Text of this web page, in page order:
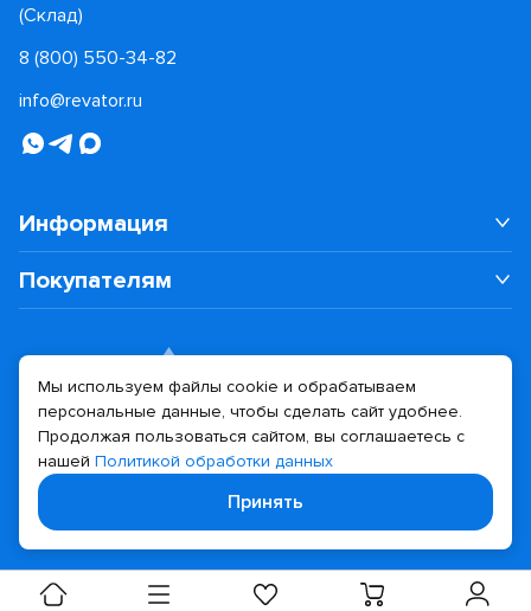
(Склад)
8 (800) 550-34-82
info@revator.ru
Информация
Покупателям
Политика конфиденциальности
Дизайн сайта Разработка сайта
Мы используем файлы cookie и обрабатываем
персональные данные, чтобы сделать сайт удобнее.
Продолжая пользоваться сайтом, вы соглашаетесь с
нашей Политикой обработки данных
Принять